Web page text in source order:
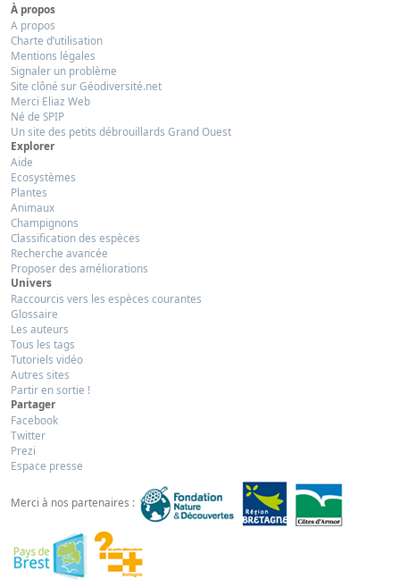
À propos
A propos
Charte d’utilisation
Mentions légales
Signaler un problème
Site clôné sur Géodiversité.net
Merci Eliaz Web
Né de SPIP
Un site des petits débrouillards Grand Ouest
Explorer
Aide
Ecosystèmes
Plantes
Animaux
Champignons
Classification des espèces
Recherche avancée
Proposer des améliorations
Univers
Raccourcis vers les espèces courantes
Glossaire
Les auteurs
Tous les tags
Tutoriels vidéo
Autres sites
Partir en sortie !
Partager
Facebook
Twitter
Prezi
Espace presse
Merci à nos partenaires :